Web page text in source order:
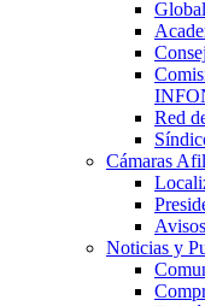
Red
Cámaras
Noticias y